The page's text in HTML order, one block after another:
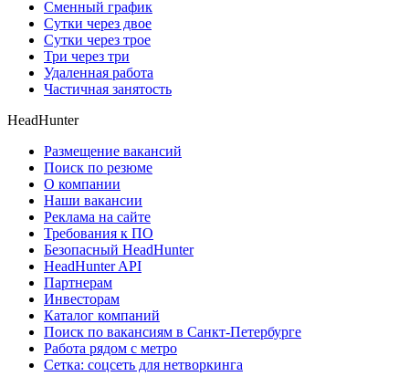
Сменный график
Сутки через двое
Сутки через трое
Три через три
Удаленная работа
Частичная занятость
HeadHunter
Размещение вакансий
Поиск по резюме
О компании
Наши вакансии
Реклама на сайте
Требования к ПО
Безопасный HeadHunter
HeadHunter API
Партнерам
Инвесторам
Каталог компаний
Поиск по вакансиям в Санкт-Петербурге
Работа рядом с метро
Сетка: соцсеть для нетворкинга